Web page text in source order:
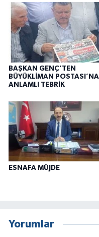
BAŞKAN GENÇ’TEN
BÜYÜKLİMAN POSTASI’NA
ANLAMLI TEBRİK
ESNAFA MÜJDE
Yorumlar